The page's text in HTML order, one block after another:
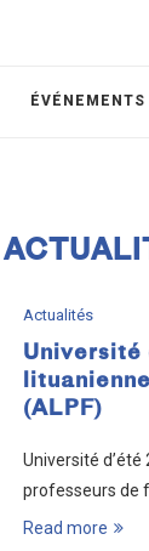
ÉVÉNEMENTS
Actualités
Université
(ALPF)
Université d’été
professeurs de
Read more